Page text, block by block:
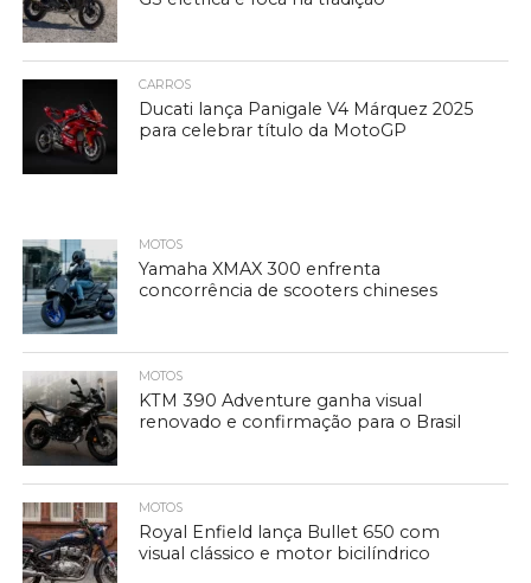
CARROS
Ducati lança Panigale V4 Márquez 2025
para celebrar título da MotoGP
MOTOS
Yamaha XMAX 300 enfrenta
concorrência de scooters chineses
MOTOS
KTM 390 Adventure ganha visual
renovado e confirmação para o Brasil
MOTOS
Royal Enfield lança Bullet 650 com
visual clássico e motor bicilíndrico